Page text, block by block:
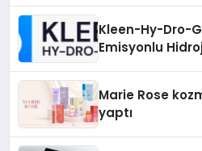
Kleen-Hy-Dro-
Emisyonlu
Marie Rose
yaptı